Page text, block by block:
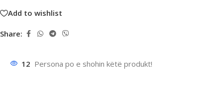
Add to wishlist
Share:
12 Persona po e shohin këtë produkt!